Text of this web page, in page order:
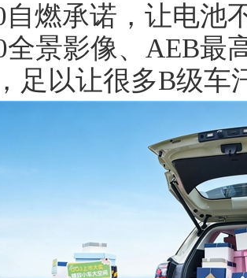
自燃承诺，让电池
全景影像、AEB
足以让很多B级车